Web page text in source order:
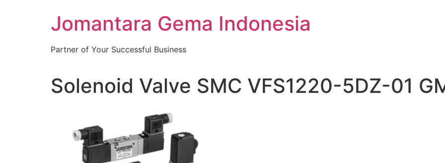
Jomantara Gema Indonesia
Partner of Your Successful Business
Solenoid Valve SMC VFS1220-5DZ-01